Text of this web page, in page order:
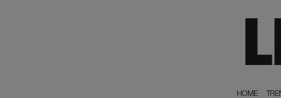
HOME
HOME